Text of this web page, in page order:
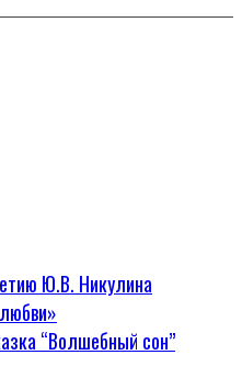
Ю.В. Никулина
“Волшебный сон”